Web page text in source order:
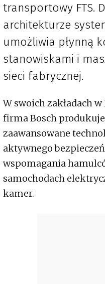
transportowy FTS.
architekturze
umożliwia płynną
stanowiskami i
sieci fabrycznej.
W swoich zakładach
firma Bosch
zaawansowane
aktywnego
wspomagania
samochodach
kamer.